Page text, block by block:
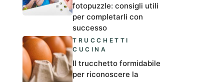
fotopuzzle: consigli utili
per completarli con
successo
TRUCCHETTI
CUCINA
Il trucchetto formidabile
per riconoscere la